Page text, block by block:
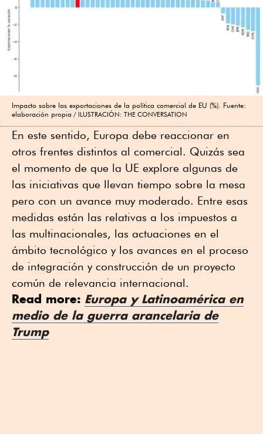
Impacto sobre las exportaciones de la política comercial de EU (%). Fuente:
elaboración propia
ILUSTRACIÓN: THE CONVERSATION
En este sentido, Europa debe reaccionar en
otros frentes distintos al comercial. Quizás sea
el momento de que la UE explore algunas de
las iniciativas que llevan tiempo sobre la mesa
pero con un avance muy moderado. Entre esas
medidas están las relativas a los impuestos a
las multinacionales, las actuaciones en el
ámbito tecnológico y los avances en el proceso
de integración y construcción de un proyecto
común de relevancia internacional.
Read more: Europa y Latinoamérica en
medio de la guerra arancelaria de
Trump